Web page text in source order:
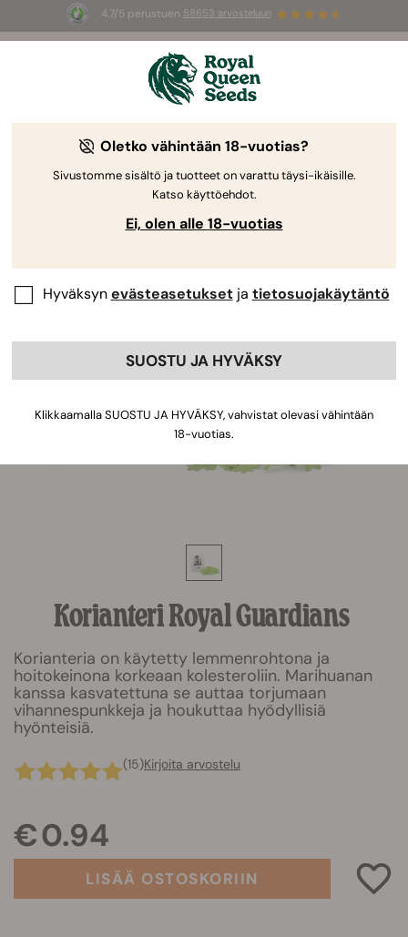
4.7/5 perustuen 58653 arvosteluun
Summer Sales: jopa –50 %
valikoiduista tuotteista! ⏤
Korianteri Royal Guardians
Korianteria on käytetty lemmenrohtona ja
hoitokeinona korkeaan kolesteroliin. Marihuanan
kanssa kasvatettuna se auttaa torjumaan
vihannespunkkeja ja houkuttaa hyödyllisiä
hyönteisiä.
(15)Kirjoita arvostelu
€ 0.94
LISÄÄ OSTOSKORIIN
Oletko vähintään 18-vuotias?
Sivustomme sisältö ja tuotteet on varattu täysi-ikäisille.
Katso käyttöehdot.
Ei, olen alle 18-vuotias
Hyväksynevästeasetuksetja tietosuojakäytäntö
SUOSTU JA HYVÄKSY
Klikkaamalla SUOSTU JA HYVÄKSY, vahvistat olevasi vähintään
18-vuotias.